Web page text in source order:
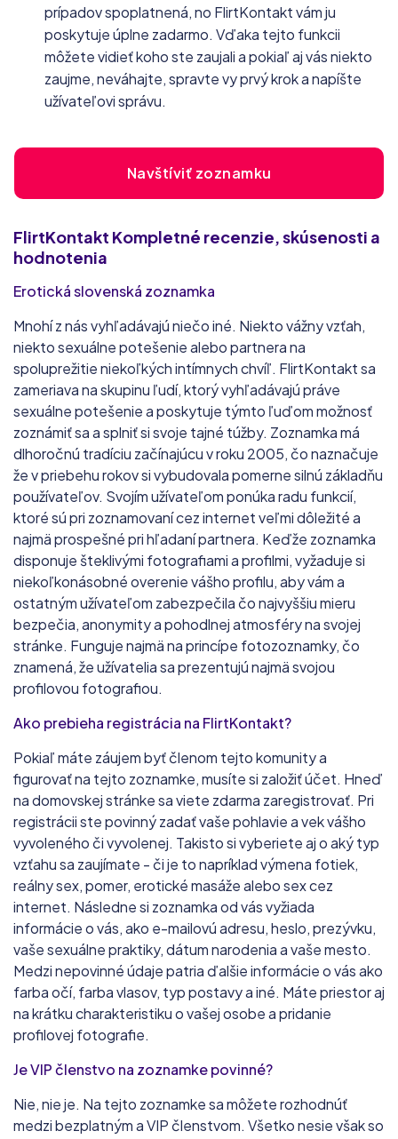
prípadov spoplatnená, no FlirtKontakt vám ju
poskytuje úplne zadarmo. Vďaka tejto funkcii
môžete vidieť koho ste zaujali a pokiaľ aj vás niekto
zaujme, neváhajte, spravte vy prvý krok a napíšte
užívateľovi správu.
Navštíviť zoznamku
FlirtKontakt Kompletné recenzie, skúsenosti a
hodnotenia
Erotická slovenská zoznamka
Mnohí z nás vyhľadávajú niečo iné. Niekto vážny vzťah,
niekto sexuálne potešenie alebo partnera na
spoluprežitie niekoľkých intímnych chvíľ. FlirtKontakt sa
zameriava na skupinu ľudí, ktorý vyhľadávajú práve
sexuálne potešenie a poskytuje týmto ľuďom možnosť
zoznámiť sa a splniť si svoje tajné túžby. Zoznamka má
dlhoročnú tradíciu začínajúcu v roku 2005, čo naznačuje
že v priebehu rokov si vybudovala pomerne silnú základňu
používateľov. Svojím užívateľom ponúka radu funkcií,
ktoré sú pri zoznamovaní cez internet veľmi dôležité a
najmä prospešné pri hľadaní partnera. Keďže zoznamka
disponuje šteklivými fotografiami a profilmi, vyžaduje si
niekoľkonásobné overenie vášho profilu, aby vám a
ostatným užívateľom zabezpečila čo najvyššiu mieru
bezpečia, anonymity a pohodlnej atmosféry na svojej
stránke. Funguje najmä na princípe fotozoznamky, čo
znamená, že užívatelia sa prezentujú najmä svojou
profilovou fotografiou.
Ako prebieha registrácia na FlirtKontakt?
Pokiaľ máte záujem byť členom tejto komunity a
figurovať na tejto zoznamke, musíte si založiť účet. Hneď
na domovskej stránke sa viete zdarma zaregistrovať. Pri
registrácii ste povinný zadať vaše pohlavie a vek vášho
vyvoleného či vyvolenej. Takisto si vyberiete aj o aký typ
vzťahu sa zaujímate - či je to napríklad výmena fotiek,
reálny sex, pomer, erotické masáže alebo sex cez
internet. Následne si zoznamka od vás vyžiada
informácie o vás, ako e-mailovú adresu, heslo, prezývku,
vaše sexuálne praktiky, dátum narodenia a vaše mesto.
Medzi nepovinné údaje patria ďalšie informácie o vás ako
farba očí, farba vlasov, typ postavy a iné. Máte priestor aj
na krátku charakteristiku o vašej osobe a pridanie
profilovej fotografie.
Je VIP členstvo na zoznamke povinné?
Nie, nie je. Na tejto zoznamke sa môžete rozhodnúť
medzi bezplatným a VIP členstvom. Všetko nesie však so